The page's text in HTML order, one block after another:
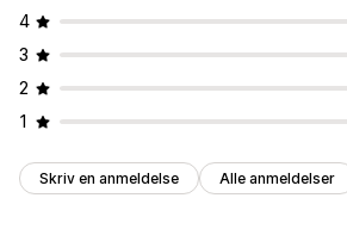
4
3
2
1
Skriv en anmeldelse Alle anmeldelser